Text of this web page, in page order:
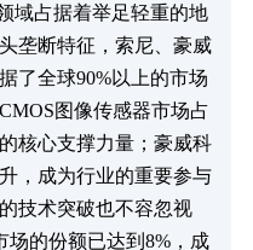
域占据着举足轻重的地
垄断特征，索尼、豪威
了全球90%以上的市场
图像传感器市场占
核心支撑力量；豪威科
，成为行业的重要参与
技术突破也不容忽视
的份额已达到8%，成